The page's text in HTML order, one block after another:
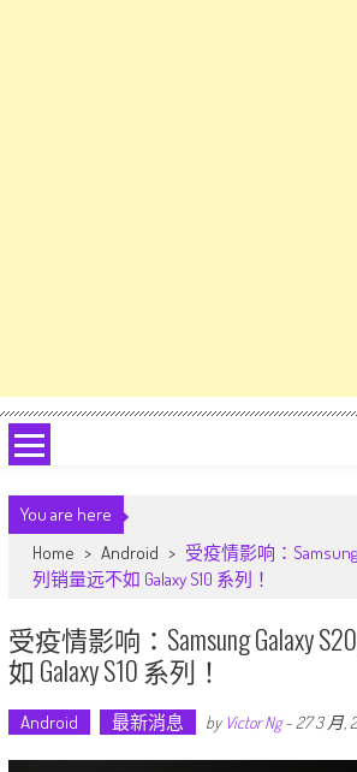
You are here
Home > Android > 受疫情影响：Samsung
列销量远不如 Galaxy S10 系列！
受疫情影响：Samsung Galaxy
如 Galaxy S10 系列！
Android 最新消息 by Victor Ng- 27 3 月,